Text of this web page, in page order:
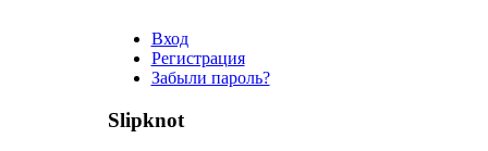
Вход
Регистрация
Забыли пароль?
Slipknot